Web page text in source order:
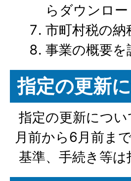
らダウンロー
市町村税の納
事業の概要
指定の更新
指定の更新につ
月前から6月前ま
基準、手続き等